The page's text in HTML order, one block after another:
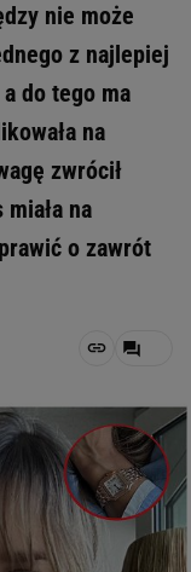
nie może
z najlepiej
do tego ma
na
zwrócił
na
o zawrót